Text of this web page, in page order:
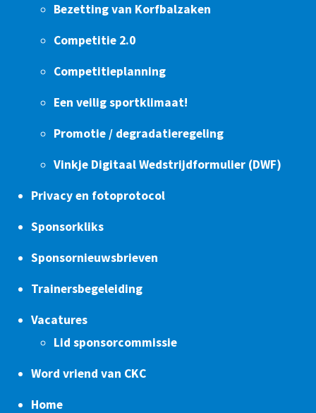
Bezetting van Korfbalzaken
Competitie 2.0
Competitieplanning
Een veilig sportklimaat!
Promotie / degradatieregeling
Vinkje Digitaal Wedstrijdformulier (DWF)
Privacy en fotoprotocol
Sponsorkliks
Sponsornieuwsbrieven
Trainersbegeleiding
Vacatures
Lid sponsorcommissie
Word vriend van CKC
Home